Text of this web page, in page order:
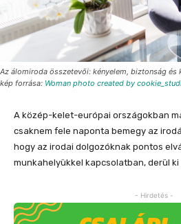
Az álomiroda összetevői: kényelem, biztonság
kép forrása: Woman photo created by
A közép-kelet-európai országokban
csaknem fele naponta bemegy az
hogy az irodai dolgozóknak pontos
munkahelyükkel kapcsolatban, derül ki
- Hirdetés -